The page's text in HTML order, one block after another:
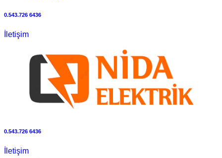
0.543.726 6436
İletişim
0.543.726 6436
İletişim